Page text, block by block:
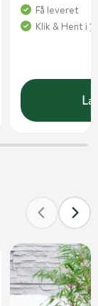
Få leveret
Klik & Hent i